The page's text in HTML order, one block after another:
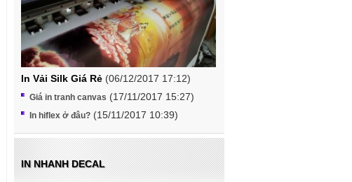
In Vải Silk Giá Rẻ (06/12/2017 17:12)
Giá in tranh canvas (17/11/2017 15:27)
In hiflex ở đâu? (15/11/2017 10:39)
IN NHANH DECAL